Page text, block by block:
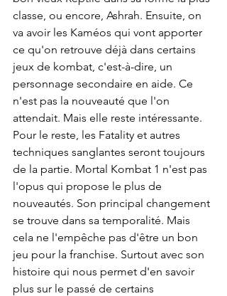
classe, ou encore, Ashrah. Ensuite, on
va avoir les Kaméos qui vont apporter
ce qu'on retrouve déjà dans certains
jeux de kombat, c'est-à-dire, un
personnage secondaire en aide. Ce
n'est pas la nouveauté que l'on
attendait. Mais elle reste intéressante.
Pour le reste, les Fatality et autres
techniques sanglantes seront toujours
de la partie. Mortal Kombat 1 n'est pas
l'opus qui propose le plus de
nouveautés. Son principal changement
se trouve dans sa temporalité. Mais
cela ne l'empêche pas d'être un bon
jeu pour la franchise. Surtout avec son
histoire qui nous permet d'en savoir
plus sur le passé de certains